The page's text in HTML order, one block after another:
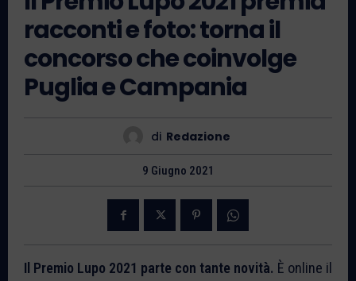
racconti e foto: torna il
concorso che coinvolge
Puglia e Campania
di Redazione
9 Giugno 2021
Il Premio Lupo 2021 parte con tante novità. È online il